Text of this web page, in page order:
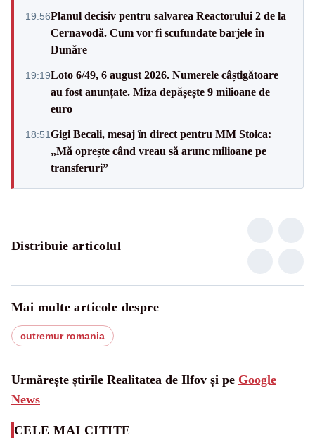
19:56Planul decisiv pentru salvarea Reactorului 2 de la
Cernavodă. Cum vor fi scufundate barjele în
Dunăre
19:19Loto 6/49, 6 august 2026. Numerele câștigătoare
au fost anunțate. Miza depășește 9 milioane de
euro
18:51Gigi Becali, mesaj în direct pentru MM Stoica:
„Mă oprește când vreau să arunc milioane pe
transferuri”
Distribuie articolul
Mai multe articole despre
cutremur romania
Urmărește știrile Realitatea de Ilfov și pe Google
News
CELE MAI CITITE